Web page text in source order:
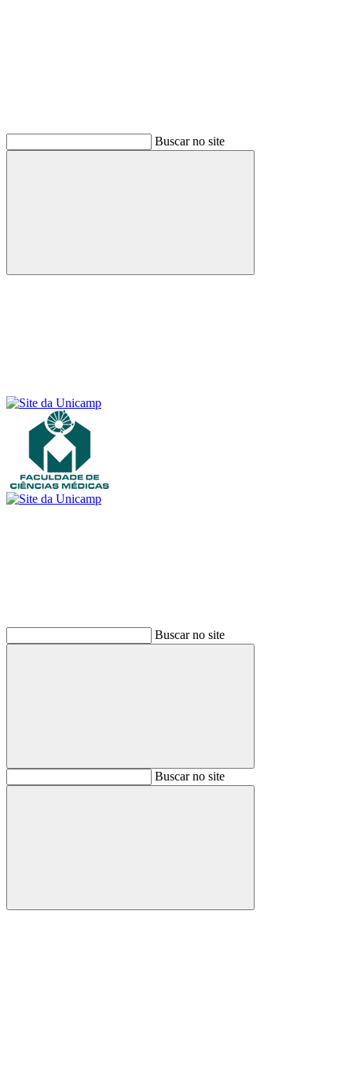
Buscar no site
Buscar
Buscar no site
BuscarBuscar no site
Buscar